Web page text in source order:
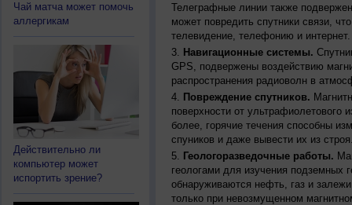
Чай матча может помочь
аллергикам
Действительно ли
компьютер может
испортить зрение?
Телеграфные линии также
может повредить спутники связи,
телевидение, телефонию и интернет.
Навигационные системы.
GPS, подвержены воздействию
распространения радиоволн в
Повреждение спутников.
поверхности от ультрафиолетового
более, горячие течения способны
спуников и даже вывести их из
Геологоразведочные работы.
геологами для изучения подземных
обнаруживаются нефть, газ и
только при невозмущенном